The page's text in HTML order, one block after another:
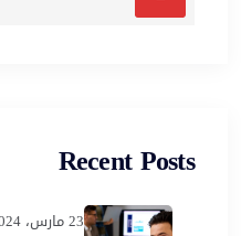
Recent Posts
23 مارس، 2024